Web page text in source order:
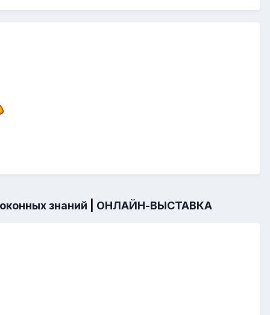
знаний ОНЛАЙН-ВЫСТАВКА